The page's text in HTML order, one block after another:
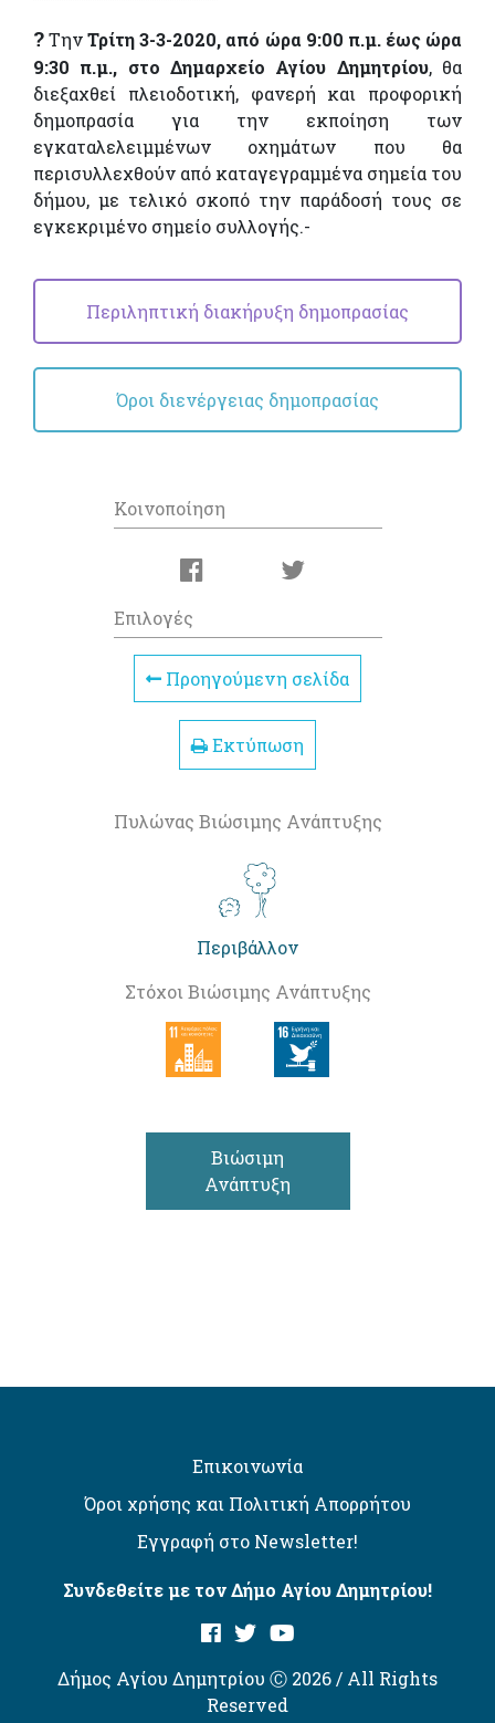
?ΤηνΤρίτη 3-3-2020, από ώρα 9:00 π.μ. έως ώρα
9:30 π.μ., στο Δημαρχείο Αγίου Δημητρίου, θα
διεξαχθεί πλειοδοτική, φανερή και προφορική
δημοπρασία για την εκποίηση των
εγκαταλελειμμένων οχημάτων που θα
περισυλλεχθούν από καταγεγραμμένα σημεία του
δήμου, με τελικό σκοπό την παράδοσή τους σε
εγκεκριμένο σημείο συλλογής.-
Περιληπτική διακήρυξη δημοπρασίας
Όροι διενέργειας δημοπρασίας
Κοινοποίηση
Επιλογές
Προηγούμενη σελίδα
Εκτύπωση
Πυλώνας Βιώσιμης Ανάπτυξης
Περιβάλλον
Στόχοι Βιώσιμης Ανάπτυξης
Βιώσιμη
Ανάπτυξη
Επικοινωνία
Όροι χρήσης και Πολιτική Απορρήτου
Εγγραφή στο Newsletter!
Συνδεθείτε με τον Δήμο Αγίου Δημητρίου!
Δήμος Αγίου Δημητρίου Ⓒ 2026 / All Rights
Reserved